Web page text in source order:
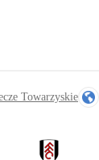
Towarzyskie